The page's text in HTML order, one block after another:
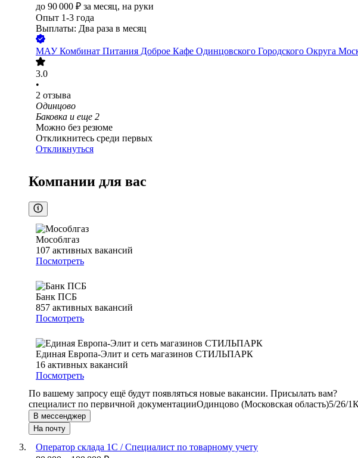
до 90 000 ₽ за месяц, на руки
Опыт 1-3 года
Выплаты: Два раза в месяц
МАУ Комбинат Питания Доброе Кафе Одинцовского Городского Округа
3.0
•
2 отзыва
Одинцово
Баковка и еще 2
Можно без резюме
Откликнитесь среди первых
Откликнуться
Компании для вас
Мособлгаз
107 активных вакансий
Посмотреть
Банк ПСБ
857 активных вакансий
Посмотреть
Единая Европа-Элит и сеть магазинов СТИЛЬПАРК
16 активных вакансий
Посмотреть
По вашему запросу ещё будут появляться новые вакансии. Присылать вам?
специалист по первичной документацииОдинцово (Московская область)5/26/1
В мессенджер
На почту
Оператор склада 1С / Специалист по товарному учету